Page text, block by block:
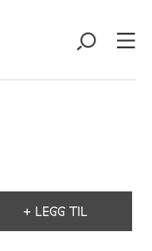
+ LEGG TIL